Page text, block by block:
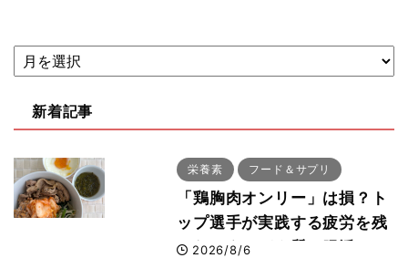
新着記事
栄養素 フード＆サプリ
「鶏胸肉オンリー」は損？ト
ップ選手が実践する疲労を残
さないタンパク質＆腸活コン
2026/8/6